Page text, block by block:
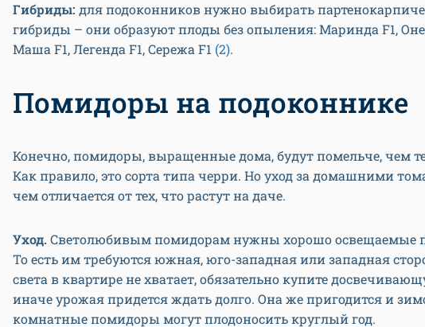
Гибриды: для подоконников нужно выбирать
гибриды – они образуют плоды без опыления: Маринда F1,
Маша F1, Легенда F1, Сережа F1 (2).
Помидоры на подоконнике
Конечно, помидоры, выращенные дома, будут помельче, чем
Как правило, это сорта типа черри. Но уход за домашними
чем отличается от тех, что растут на даче.
Уход.Светолюбивым помидорам нужны хорошо освещаемые
То есть им требуются южная, юго-западная или западная
света в квартире не хватает, обязательно купите
иначе урожая придется ждать долго. Она же пригодится и
комнатные помидоры могут плодоносить круглый год.